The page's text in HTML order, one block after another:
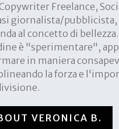
Freelance,
giornalista/
al concetto di bellezza.
è "sperimentare",
in maniera
la forza e
VERONICA B.